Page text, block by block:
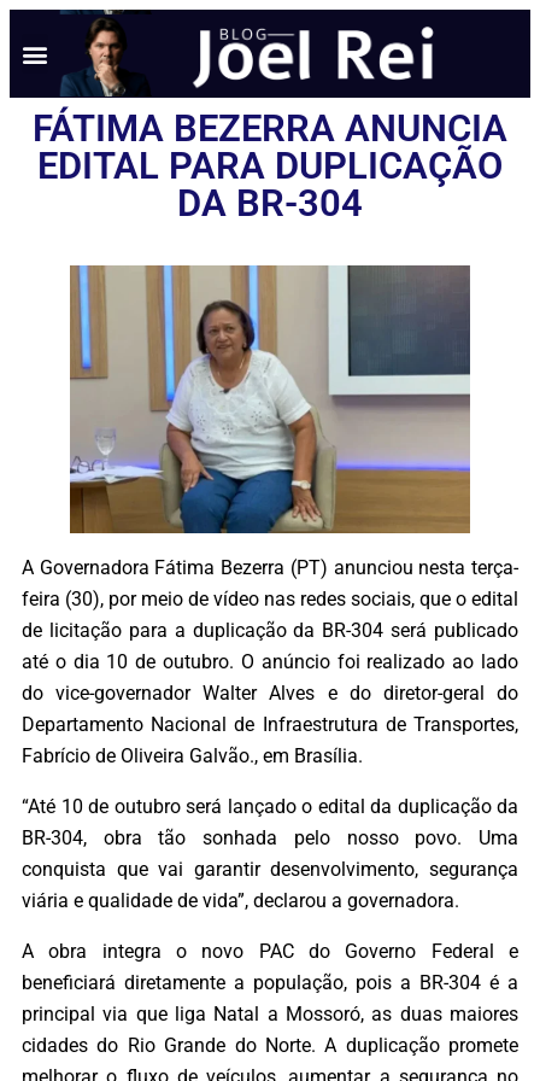
FÁTIMA BEZERRA ANUNCIA
EDITAL PARA DUPLICAÇÃO
DA BR-304
A Governadora Fátima Bezerra (PT) anunciou nesta terça-
feira (30), por meio de vídeo nas redes sociais, que o edital
de licitação para a duplicação da BR-304 será publicado
até o dia 10 de outubro. O anúncio foi realizado ao lado
do vice-governador Walter Alves e do diretor-geral do
Departamento Nacional de Infraestrutura de Transportes,
Fabrício de Oliveira Galvão., em Brasília.
“Até 10 de outubro será lançado o edital da duplicação da
BR-304, obra tão sonhada pelo nosso povo. Uma
conquista que vai garantir desenvolvimento, segurança
viária e qualidade de vida”, declarou a governadora.
A obra integra o novo PAC do Governo Federal e
beneficiará diretamente a população, pois a BR-304 é a
principal via que liga Natal a Mossoró, as duas maiores
cidades do Rio Grande do Norte. A duplicação promete